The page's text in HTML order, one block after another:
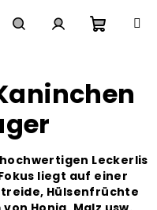
Leckerlis
liegt auf einer
Hülsenfrüchte